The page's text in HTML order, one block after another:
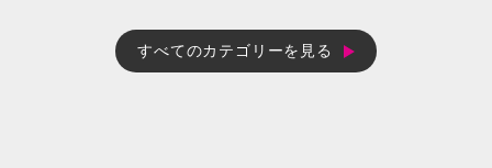
すべてのカテゴリーを見る